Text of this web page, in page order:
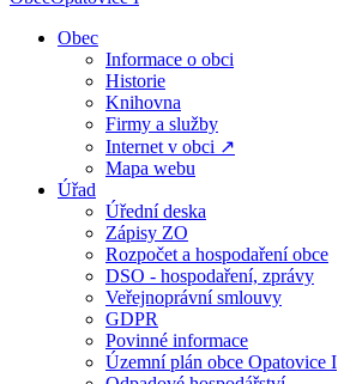
Obec
Informace o obci
Historie
Knihovna
Firmy a služby
Internet v obci ↗
Mapa webu
Úřad
Úřední deska
Zápisy ZO
Rozpočet a hospodaření obce
DSO - hospodaření, zprávy
Veřejnoprávní smlouvy
GDPR
Povinné informace
Územní plán obce Opatovice I